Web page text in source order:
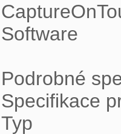
Software
Podrobné
Specifikace
Typ